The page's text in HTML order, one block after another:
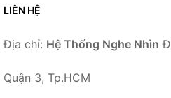
LIÊN HỆ
Địa chỉ: Hệ Thống Nghe Nhìn
Quận 3, Tp.HCM